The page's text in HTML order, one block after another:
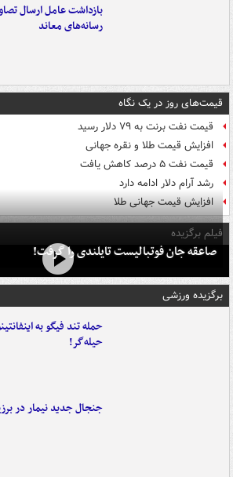
بازداشت عامل ارسال
رسانه‌های معاند
قیمت‌های روز در یک نگاه
قیمت نفت برنت به ۷۹ دلار رسید
افزایش قیمت طلا و نقره جهانی
قیمت نفت ۵ درصد کاهش یافت
رشد آرام دلار ادامه دارد
افزایش قیمت جهانی طلا
فیلم برگزیده
صاعقه جان فوتبالیست تایلندی را گرفت!
برگزیده ورزشی
حمله تند فیگو به
حیله‌گر!
جنجال جدید نیمار در